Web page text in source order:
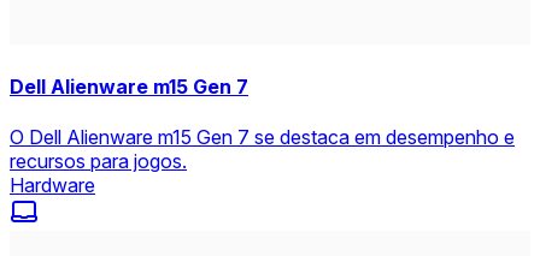
Dell Alienware m15 Gen 7
O Dell Alienware m15 Gen 7 se destaca em desempenho e
recursos para jogos.
Hardware